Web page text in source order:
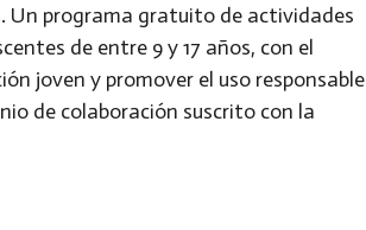
Un programa gratuito de actividades
de entre 9 y 17 años, con el
joven y promover el uso responsable
de colaboración suscrito con la